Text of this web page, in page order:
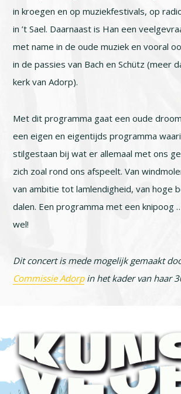
in kroegen en op muziekfestivals, op
in ’t Sael. Daarnaast is Han een
met name in de oude muziek en vooral
in de passies van Bach en Schütz (meer
kerk van Adorp).
Met dit programma gaat een oude
een eigen en eigentijds programma
stilgestaan bij wat er allemaal met ons
zich zoal rond ons afspeelt. Van
van ambitie tot lamlendigheid, van hoge
dalen. Een programma met een knipoog
wel!
Dit concert is mede mogelijk gemaakt
Commissie Adorpin het kader van haar
Footer